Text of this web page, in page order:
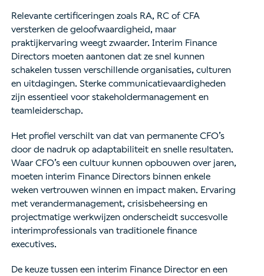
Relevante certificeringen zoals RA, RC of CFA
versterken de geloofwaardigheid, maar
praktijkervaring weegt zwaarder. Interim Finance
Directors moeten aantonen dat ze snel kunnen
schakelen tussen verschillende organisaties, culturen
en uitdagingen. Sterke communicatievaardigheden
zijn essentieel voor stakeholdermanagement en
teamleiderschap.
Het profiel verschilt van dat van permanente CFO’s
door de nadruk op adaptabiliteit en snelle resultaten.
Waar CFO’s een cultuur kunnen opbouwen over jaren,
moeten interim Finance Directors binnen enkele
weken vertrouwen winnen en impact maken. Ervaring
met verandermanagement, crisisbeheersing en
projectmatige werkwijzen onderscheidt succesvolle
interimprofessionals van traditionele finance
executives.
De keuze tussen een interim Finance Director en een